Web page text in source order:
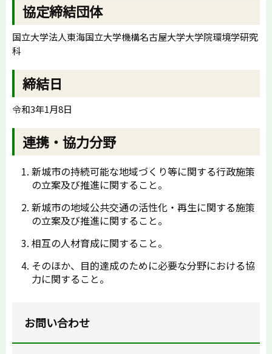
協定締結団体
国立大学法人東海国立大学機構名古屋大学大学院環境学研究
科
締結日
令和3年1月8日
連携・協力分野
新城市の持続可能な地域づくり等に関する行政施策
の立案及び推進に関すること。
新城市の地域公共交通の活性化・再生に関する施策
の立案及び推進に関すること。
相互の人材育成に関すること。
そのほか、目的達成のために必要な分野における協
力に関すること。
お問い合わせ